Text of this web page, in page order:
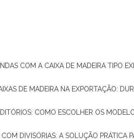
COM A CAIXA DE MADEIRA TIPO
DE MADEIRA NA EXPORTAÇÃO:
COMO ESCOLHER OS
COM DIVISÓRIAS: A SOLUÇÃO PRÁTICA